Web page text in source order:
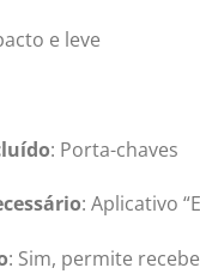
e leve
: Porta-chaves
: Aplicativo
: Sim, permite